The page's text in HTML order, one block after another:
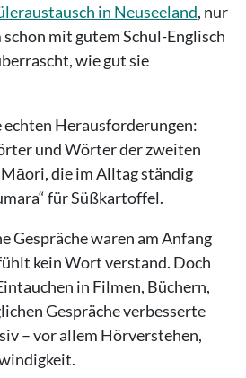
in Neuseeland, nur
schon mit gutem Schul-Englisch
wie gut sie
echten Herausforderungen:
und Wörter der zweiten
die im Alltag ständig
für Süßkartoffel.
Gespräche waren am Anfang
kein Wort verstand. Doch
in Filmen, Büchern,
Gespräche verbesserte
– vor allem Hörverstehen,